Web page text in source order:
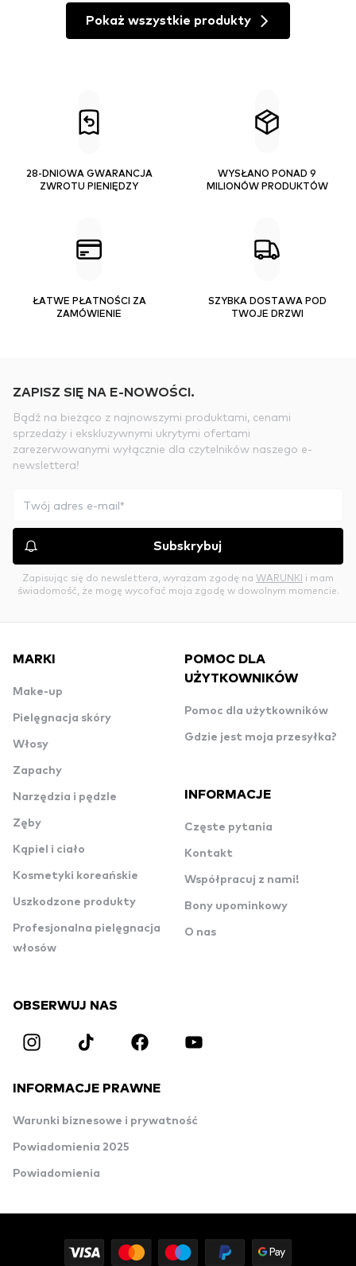
Pokaż wszystkie produkty
28-DNIOWA GWARANCJA
ZWROTU PIENIĘDZY
WYSŁANO PONAD 9
MILIONÓW PRODUKTÓW
ŁATWE PŁATNOŚCI ZA
ZAMÓWIENIE
SZYBKA DOSTAWA POD
TWOJE DRZWI
ZAPISZ SIĘ NA E-NOWOŚCI.
Bądź na bieżąco z najnowszymi produktami, cenami
sprzedaży i ekskluzywnymi ukrytymi ofertami
zarezerwowanymi wyłącznie dla czytelników naszego e-
newslettera!
Subskrybuj
Zapisując się do newslettera, wyrażam zgodę na WARUNKI i mam
świadomość, że mogę wycofać moja zgodę w dowolnym momencie.
MARKI
Make-up
Pielęgnacja skóry
Włosy
Zapachy
Narzędzia i pędzle
Zęby
Kąpiel i ciało
Kosmetyki koreańskie
Uszkodzone produkty
Profesjonalna pielęgnacja
włosów
POMOC DLA
UŻYTKOWNIKÓW
Pomoc dla użytkowników
Gdzie jest moja przesyłka?
INFORMACJE
Częste pytania
Kontakt
Współpracuj z nami!
Bony upominkowy
O nas
OBSERWUJ NAS
INFORMACJE PRAWNE
Warunki biznesowe i prywatność
Powiadomienia 2025
Powiadomienia